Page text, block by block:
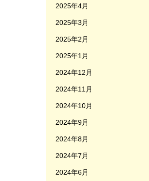
2025年4月
2025年3月
2025年2月
2025年1月
2024年12月
2024年11月
2024年10月
2024年9月
2024年8月
2024年7月
2024年6月